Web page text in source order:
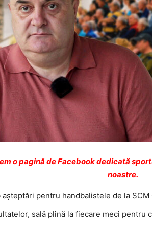
o pagină de Facebook dedicată
noastre.
așteptări pentru handbalistele de la SCM
sală plină la fiecare meci pentru